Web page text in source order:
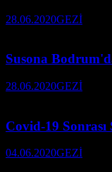
28.06.2020GEZİ
Susona
28.06.2020GEZİ
Covid-19
04.06.2020GEZİ